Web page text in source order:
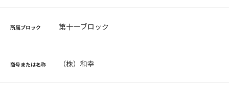
所属ブロック 第十一ブロック
商号または名称 （株）和幸